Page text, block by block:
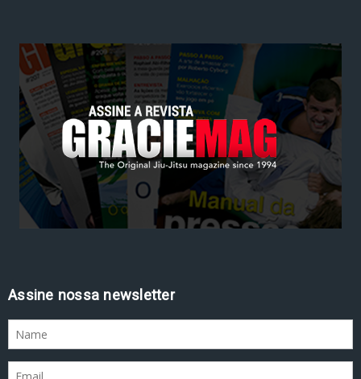
Assine nossa newsletter